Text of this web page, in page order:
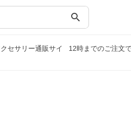
search
セサリー通販サイ
12時までのご注文